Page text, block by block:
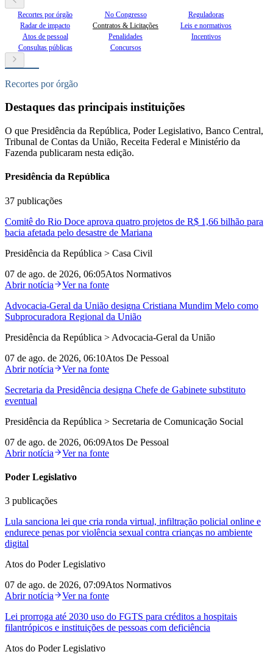
Recortes por órgão No Congresso
Reguladoras
Radar de impacto
Contratos & Licitações
Leis e normativos
Atos de pessoal
Penalidades
Incentivos
Consultas públicas
Concursos
Recortes por órgão
Destaques das principais instituições
O que Presidência da República, Poder Legislativo, Banco Central,
Tribunal de Contas da União, Receita Federal e Ministério da
Fazenda publicaram nesta edição.
Presidência da República
37 publicações
Comitê do Rio Doce aprova quatro projetos de R$ 1,66 bilhão para
bacia afetada pelo desastre de Mariana
Presidência da República > Casa Civil
07 de ago. de 2026, 06:05Atos Normativos
Abrir notícia
Ver na fonte
Advocacia‑Geral da União designa Cristiana Mundim Melo como
Subprocuradora Regional da União
Presidência da República > Advocacia-Geral da União
07 de ago. de 2026, 06:10Atos De Pessoal
Abrir notícia
Ver na fonte
Secretaria da Presidência designa Chefe de Gabinete substituto
eventual
Presidência da República > Secretaria de Comunicação Social
07 de ago. de 2026, 06:09Atos De Pessoal
Abrir notícia
Ver na fonte
Poder Legislativo
3 publicações
Lula sanciona lei que cria ronda virtual, infiltração policial online e
endurece penas por violência sexual contra crianças no ambiente
digital
Atos do Poder Legislativo
07 de ago. de 2026, 07:09Atos Normativos
Abrir notícia
Ver na fonte
Lei prorroga até 2030 uso do FGTS para créditos a hospitais
filantrópicos e instituições de pessoas com deficiência
Atos do Poder Legislativo